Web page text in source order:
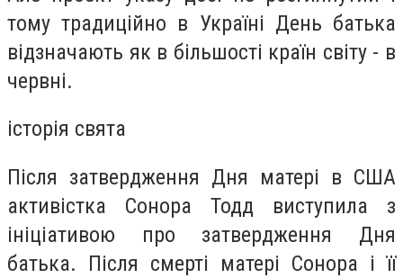
тому традиційно в Україні День батька
відзначають як в більшості країн світу - в
червні.
історія свята
Після затвердження Дня матері в США
активістка Сонора Тодд виступила з
ініціативою про затвердження Дня
батька. Після смерті матері Сонора і її